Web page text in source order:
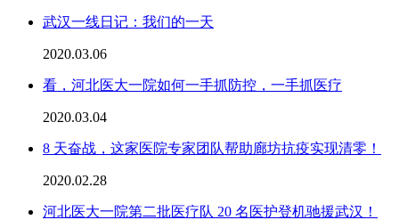
武汉一线日记：我们的一天
2020.03.06
看，河北医大一院如何一手抓防控，一手抓医疗
2020.03.04
8 天奋战，这家医院专家团队帮助廊坊抗疫实现清零！
2020.02.28
河北医大一院第二批医疗队 20 名医护登机驰援武汉！